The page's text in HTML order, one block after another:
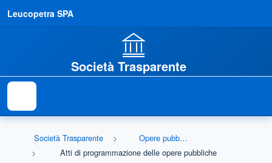
Leucopetra SPA
Società Trasparente
Società Trasparente
Opere pubbliche
Atti di programmazione delle opere pubbliche